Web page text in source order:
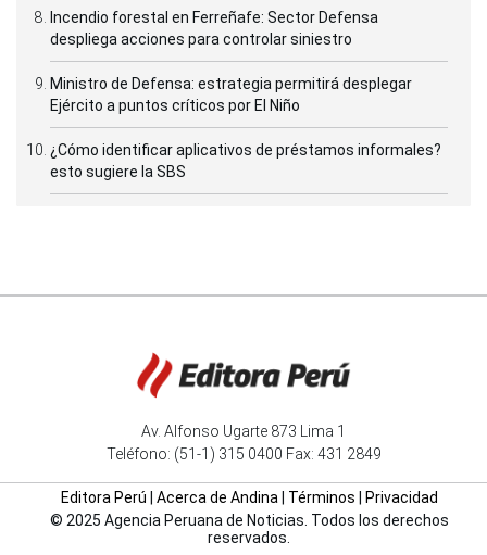
Incendio forestal en Ferreñafe: Sector Defensa
despliega acciones para controlar siniestro
Ministro de Defensa: estrategia permitirá desplegar
Ejército a puntos críticos por El Niño
¿Cómo identificar aplicativos de préstamos informales?
esto sugiere la SBS
Av. Alfonso Ugarte 873 Lima 1
Teléfono: (51-1) 315 0400 Fax: 431 2849
Editora Perú Acerca de Andina Términos
Privacidad
© 2025 Agencia Peruana de Noticias. Todos los derechos
reservados.